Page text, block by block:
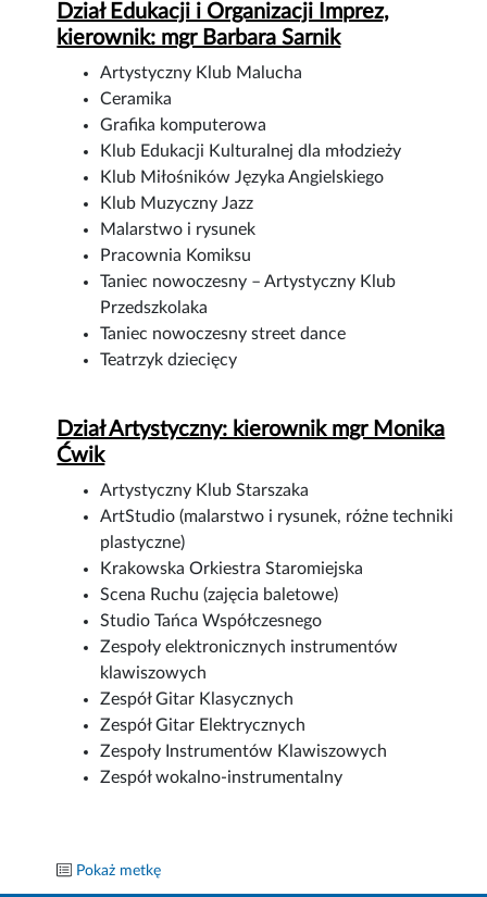
Dział Edukacji i Organizacji Imprez,
kierownik: mgr Barbara Sarnik
Artystyczny Klub Malucha
Ceramika
Grafika komputerowa
Klub Edukacji Kulturalnej dla młodzieży
Klub Miłośników Języka Angielskiego
Klub Muzyczny Jazz
Malarstwo i rysunek
Pracownia Komiksu
Taniec nowoczesny – Artystyczny Klub
Przedszkolaka
Taniec nowoczesny street dance
Teatrzyk dziecięcy
Dział Artystyczny: kierownik mgr Monika
Ćwik
Artystyczny Klub Starszaka
ArtStudio (malarstwo i rysunek, różne techniki
plastyczne)
Krakowska Orkiestra Staromiejska
Scena Ruchu (zajęcia baletowe)
Studio Tańca Współczesnego
Zespoły elektronicznych instrumentów
klawiszowych
Zespół Gitar Klasycznych
Zespół Gitar Elektrycznych
Zespoły Instrumentów Klawiszowych
Zespół wokalno-instrumentalny
Pokaż metkę